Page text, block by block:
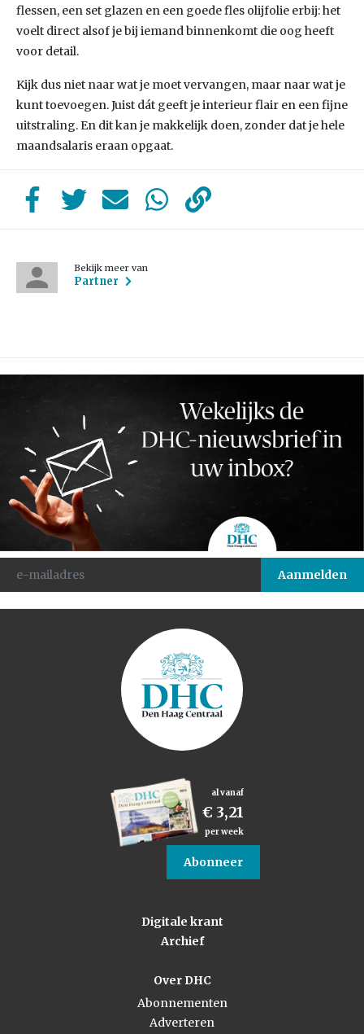
flessen, een set glazen en een goede fles olijfolie erbij: het
voelt direct alsof je bij iemand binnenkomt die oog heeft
voor detail.
Kijk dus niet naar wat je moet vervangen, maar naar wat je
kunt toevoegen. Juist dát geeft je interieur flair en een fijne
uitstraling. En dit kan je makkelijk doen, zonder dat je hele
maandsalaris eraan opgaat.
Bekijk meer van
Partner
al vanaf
€ 3,21
per week
Abonneer
Digitale krant
Archief
Over DHC
Abonnementen
Adverteren